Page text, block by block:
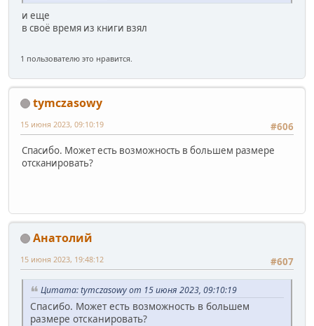
и еще
в своё время из книги взял
1 пользователю это нравится.
tymczasowy
#606
15 июня 2023, 09:10:19
Спасибо. Может есть возможность в большем размере
отсканировать?
Анатолий
#607
15 июня 2023, 19:48:12
Цитата: tymczasowy от 15 июня 2023, 09:10:19
Спасибо. Может есть возможность в большем
размере отсканировать?